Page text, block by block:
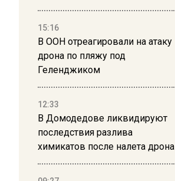
15:16
В ООН отреагировали на атаку
дрона по пляжу под
Геленджиком
12:33
В Домодедове ликвидируют
последствия разлива
химикатов после налета дрона